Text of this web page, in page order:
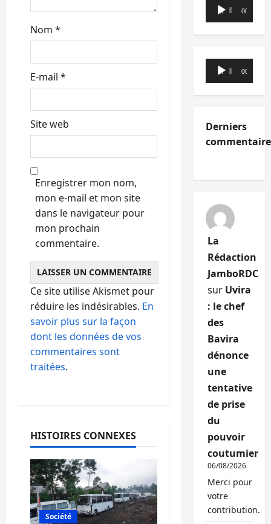
l
e
Nom *
E-mail *
Site web
Enregistrer mon nom,
mon e-mail et mon site
dans le navigateur pour
mon prochain
commentaire.
Ce site utilise Akismet pour
réduire les indésirables. En
savoir plus sur la façon
dont les données de vos
commentaires sont
traitées.
HISTOIRES CONNEXES
Société
Lecteur
audio
00:00 00:00
Lecteur
audio
00:00 00:00
Derniers
La
Rédaction
JamboRDC
sur Uvira
: le chef
des
Bavira
dénonce
une
tentative
de prise
du
pouvoir
coutumier
06/08/2026
Merci pour
votre
contribution.